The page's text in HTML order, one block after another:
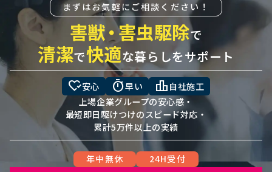
まずはお気軽にご相談ください！
害獣・害虫駆除で
清潔で快適な暮らしをサポート
heart_check安心 timer早い leaderboard 自社施工
上場企業グループの安心感・
最短即日駆けつけのスピード対応・
累計5万件以上の実績
年中無休
24H受付